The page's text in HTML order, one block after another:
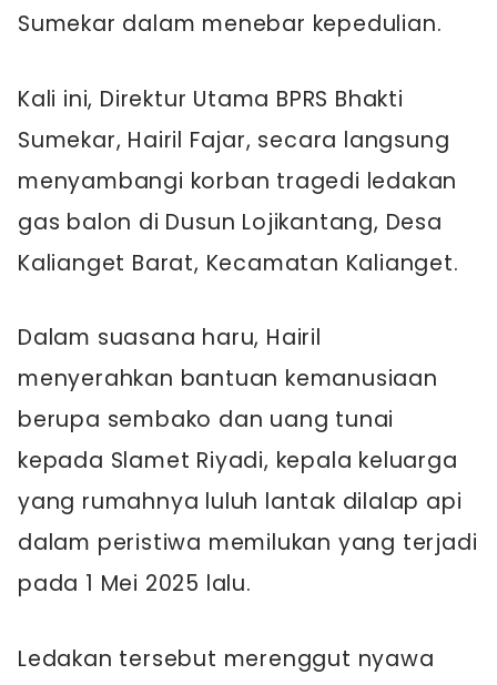
Sumekar dalam menebar kepedulian.
Kali ini, Direktur Utama BPRS Bhakti
Sumekar, Hairil Fajar, secara langsung
menyambangi korban tragedi ledakan
gas balon di Dusun Lojikantang, Desa
Kalianget Barat, Kecamatan Kalianget.
Dalam suasana haru, Hairil
menyerahkan bantuan kemanusiaan
berupa sembako dan uang tunai
kepada Slamet Riyadi, kepala keluarga
yang rumahnya luluh lantak dilalap api
dalam peristiwa memilukan yang terjadi
pada 1 Mei 2025 lalu.
Ledakan tersebut merenggut nyawa